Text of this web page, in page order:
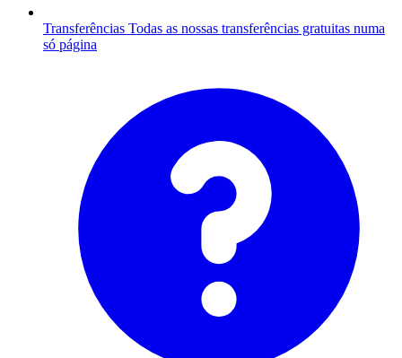
Transferências Todas as nossas transferências gratuitas numa
só página